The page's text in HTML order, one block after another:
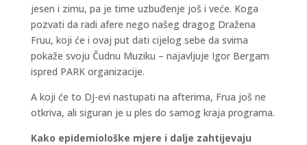
jesen i zimu, pa je time uzbuđenje još i veće. Koga
pozvati da radi afere nego našeg dragog Dražena
Fruu, koji će i ovaj put dati cijelog sebe da svima
pokaže svoju Čudnu Muziku – najavljuje Igor Bergam
ispred PARK organizacije.
A koji će to DJ-evi nastupati na afterima, Frua još ne
otkriva, ali siguran je u ples do samog kraja programa.
Kako epidemiološke mjere i dalje zahtijevaju